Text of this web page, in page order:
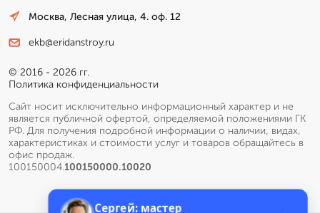
Москва, Лесная улица, 4. оф. 12
ekb@eridanstroy.ru
© 2016 - 2026 гг.
Политика конфиденциальности
Сайт носит исключительно информационный характер и не
является публичной офертой, определяемой положениями ГК
РФ. Для получения подробной информации о наличии, видах,
характеристиках и стоимости услуг и товаров обращайтесь в
офис продаж.
100150004.100150000.10020
Сергей: мастер